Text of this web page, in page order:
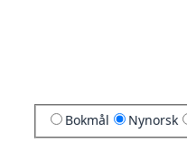
Bokmål Nynorsk